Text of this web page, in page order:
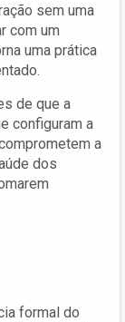
sem uma
com um
uma prática
de que a
configuram a
a
dos
formal do